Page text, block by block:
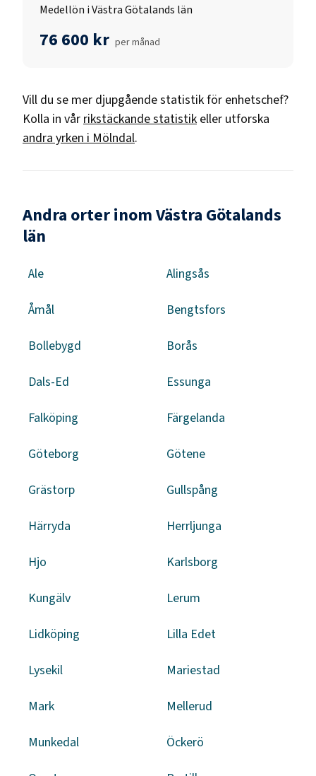
Medellön i Västra Götalands län
76 600 kr per månad
Vill du se mer djupgående statistik för enhetschef?
Kolla in vår rikstäckande statistik eller utforska
andra yrken i Mölndal.
Andra orter inom Västra Götalands
län
Ale Alingsås
Åmål Bengtsfors
Bollebygd Borås
Dals-Ed Essunga
Falköping Färgelanda
Göteborg Götene
Grästorp Gullspång
Härryda Herrljunga
Hjo Karlsborg
Kungälv Lerum
Lidköping Lilla Edet
Lysekil Mariestad
Mark Mellerud
Munkedal Öckerö